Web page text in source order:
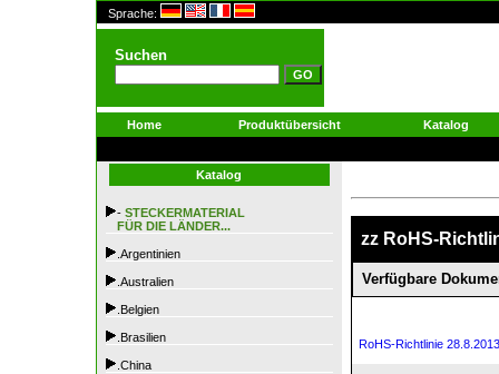
Sprache:
Suchen
Home Produktübersicht Katalog
Katalog
- STECKERMATERIAL
FÜR DIE LÄNDER...
.Argentinien
.Australien
.Belgien
.Brasilien
.China
zz RoHS-
Verfügbare
RoHS-Richtlinie